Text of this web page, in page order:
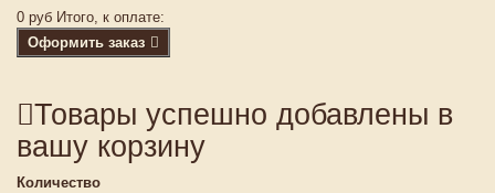
0 руб Итого, к оплате:
Оформить заказ
Товары успешно добавлены в
вашу корзину
Количество